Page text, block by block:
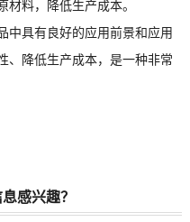
料，降低生产成本。
具有良好的应用前景和应用
、降低生产成本，是一种非常
感兴趣？